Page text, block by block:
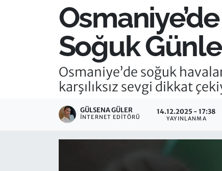
Soğuk
Osmaniye’de soğuk
karşılıksız sevgi dikkat
GÜLSENA GÜLER
İNTERNET EDITÖRÜ
14.12.2025 - 17:38
YAYINLANMA
Süper Lig Puan Durumu ve Fikstür
Tüm Manşetler
Son Dakika Haberleri
Haber Arşivi